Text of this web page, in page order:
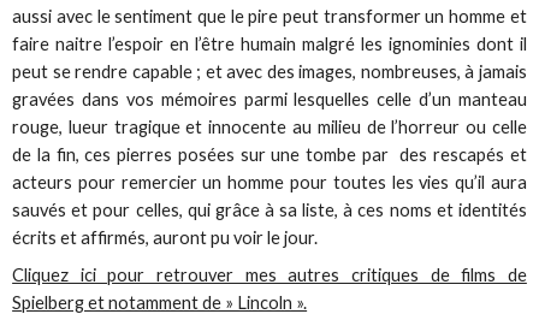
aussi avec le sentiment que le pire peut transformer un homme et
faire naitre l’espoir en l’être humain malgré les ignominies dont il
peut se rendre capable ; et avec des images, nombreuses, à jamais
gravées dans vos mémoires parmi lesquelles celle d’un manteau
rouge, lueur tragique et innocente au milieu de l’horreur ou celle
de la fin, ces pierres posées sur une tombe par des rescapés et
acteurs pour remercier un homme pour toutes les vies qu’il aura
sauvés et pour celles, qui grâce à sa liste, à ces noms et identités
écrits et affirmés, auront pu voir le jour.
Cliquez ici pour retrouver mes autres critiques de films de
Spielberg et notamment de » Lincoln ».